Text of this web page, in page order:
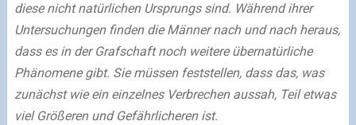
diese nicht natürlichen Ursprungs sind. Während ihrer
Untersuchungen finden die Männer nach und nach heraus,
dass es in der Grafschaft noch weitere übernatürliche
Phänomene gibt. Sie müssen feststellen, dass das, was
zunächst wie ein einzelnes Verbrechen aussah, Teil etwas
viel Größeren und Gefährlicheren ist.